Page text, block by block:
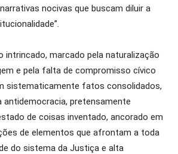
nocivas que buscam diluir a
intrincado, marcado pela naturalização
e pela falta de compromisso cívico
sistematicamente fatos consolidados,
antidemocracia, pretensamente
de coisas inventado, ancorado em
de elementos que afrontam a toda
do sistema da Justiça e alta